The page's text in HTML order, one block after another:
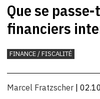
Que se
financiers
FINANCE / FISCALITÉ
Marcel Fratzscher |